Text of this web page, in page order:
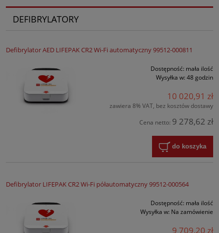
DEFIBRYLATORY
Defibrylator AED LIFEPAK CR2 Wi-Fi automatyczny 99512-000811
Dostępność: mała ilość
Wysyłka w: 48 godzin
10 020,91 zł
zawiera 8% VAT, bez kosztów dostawy
Cena netto: 9 278,62 zł
do koszyka
Defibrylator LIFEPAK CR2 Wi-Fi półautomatyczny 99512-000564
Dostępność: mała ilość
Wysyłka w: Na zamówienie
9 709,20 zł